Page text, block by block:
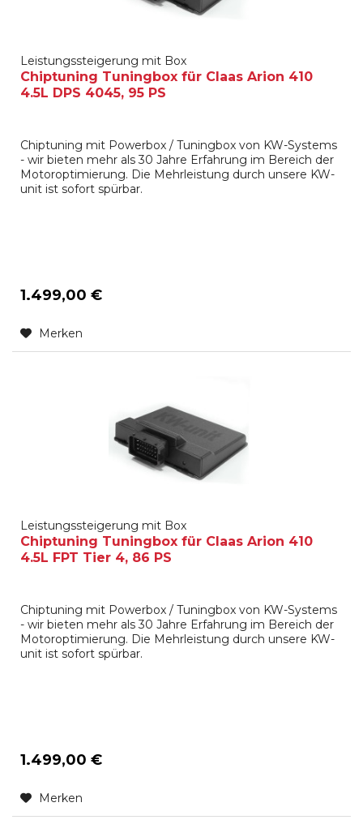
Leistungssteigerung mit Box
Chiptuning Tuningbox für Claas Arion 410
4.5L DPS 4045, 95 PS
Chiptuning mit Powerbox / Tuningbox von KW-Systems
- wir bieten mehr als 30 Jahre Erfahrung im Bereich der
Motoroptimierung. Die Mehrleistung durch unsere KW-
unit ist sofort spürbar.
1.499,00 €
Merken
Leistungssteigerung mit Box
Chiptuning Tuningbox für Claas Arion 410
4.5L FPT Tier 4, 86 PS
Chiptuning mit Powerbox / Tuningbox von KW-Systems
- wir bieten mehr als 30 Jahre Erfahrung im Bereich der
Motoroptimierung. Die Mehrleistung durch unsere KW-
unit ist sofort spürbar.
1.499,00 €
Merken